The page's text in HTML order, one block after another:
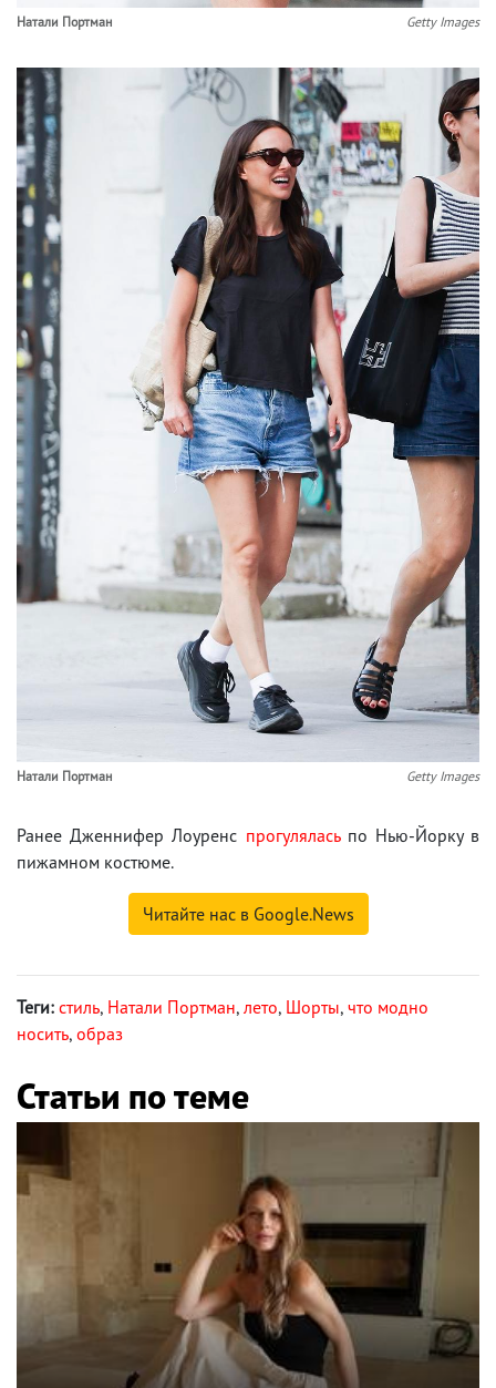
Натали Портман Getty Images
Натали Портман Getty Images
Ранее Дженнифер Лоуренс прогуляласьпо Нью-Йорку в
пижамном костюме.
Читайте нас в Google.News
Теги: стиль, Натали Портман, лето, Шорты, что модно
носить, образ
Статьи по теме